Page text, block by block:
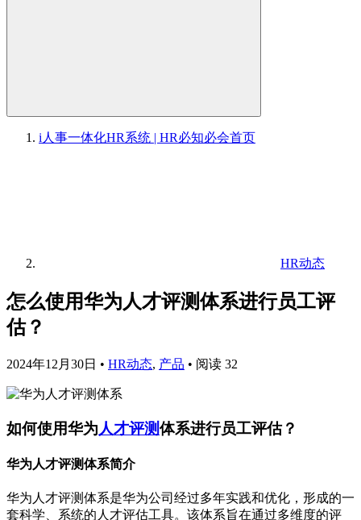
i人事一体化HR系统 | HR必知必会首页
HR动态
怎么使用华为人才评测体系进行员工评
估？
2024年12月30日 • HR动态, 产品 • 阅读 32
如何使用华为人才评测体系进行员工评估？
华为人才评测体系简介
华为人才评测体系是华为公司经过多年实践和优化，形成的一
套科学、系统的人才评估工具。该体系旨在通过多维度的评